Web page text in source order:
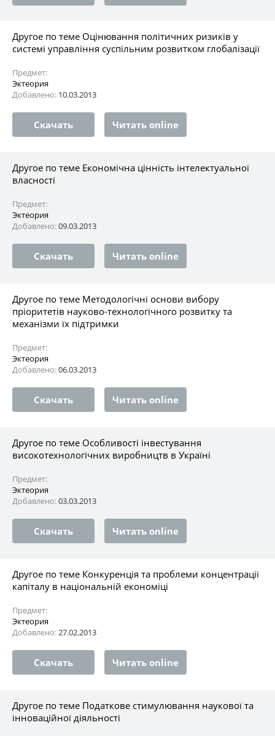
Другое по теме Оцінювання політичних ризиків у
системі управління суспільним розвитком глобалізації
Предмет:
Эктеория
Добавлено: 10.03.2013
Скачать Читать online
Другое по теме Економічна цінність інтелектуальної
власності
Предмет:
Эктеория
Добавлено:09.03.2013
Скачать Читать online
Другое по теме Методологічні основи вибору
пріоритетів науково-технологічного розвитку та
механізми їх підтримки
Предмет:
Эктеория
Добавлено:06.03.2013
Скачать Читать online
Другое по теме Особливості інвестування
високотехнологічних виробництв в Україні
Предмет:
Эктеория
Добавлено:03.03.2013
Скачать Читать online
Другое по теме Конкуренція та проблеми концентрації
капіталу в національній економіці
Предмет:
Эктеория
Добавлено:27.02.2013
Скачать Читать online
Другое по теме Податкове стимулювання наукової та
інноваційної діяльності